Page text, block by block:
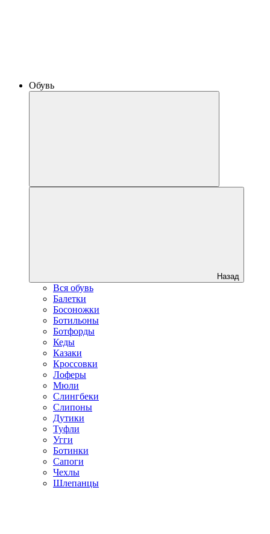
Обувь
Назад
Вся обувь
Балетки
Босоножки
Ботильоны
Ботфорды
Кеды
Казаки
Кроссовки
Лоферы
Мюли
Слингбеки
Слипоны
Дутики
Туфли
Угги
Ботинки
Сапоги
Чехлы
Шлепанцы